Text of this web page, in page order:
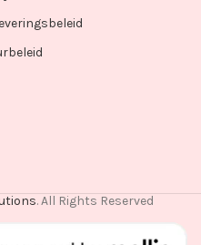
. All Rights Reserved